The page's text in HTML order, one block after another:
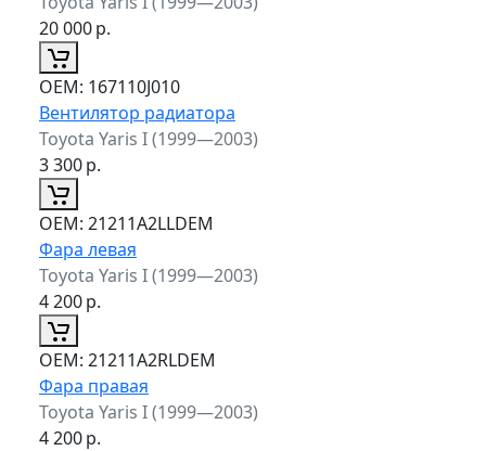
20 000р.
ОЕМ: 167110J010
Вентилятор радиатора
Toyota Yaris I (1999—2003)
3 300р.
ОЕМ: 21211A2LLDEM
Фара левая
Toyota Yaris I (1999—2003)
4 200р.
ОЕМ: 21211A2RLDEM
Фара правая
Toyota Yaris I (1999—2003)
4 200р.